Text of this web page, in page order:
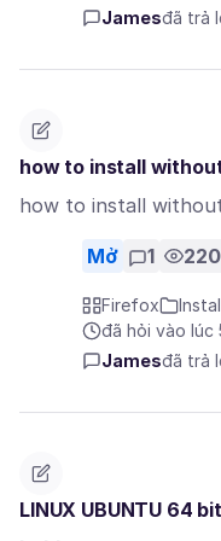
Jamesđã trả
how to install
how to install
Mở 1 220
Firefox
đã hỏi vào
Jamesđã trả
LINUX UBUNTU 64 bit